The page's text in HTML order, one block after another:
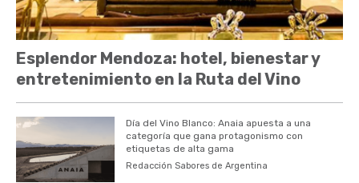
Esplendor Mendoza: hotel, bienestar y
entretenimiento en la Ruta del Vino
Día del Vino Blanco: Anaia apuesta a una
categoría que gana protagonismo con
etiquetas de alta gama
Redacción Sabores de Argentina